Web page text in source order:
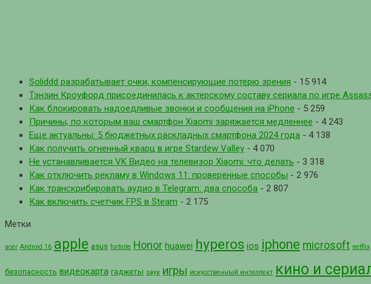
Soliddd разрабатывает очки, компенсирующие потерю зрения - 15 914
Тэнзин Кроуфорд присоединилась к актерскому составу сериала по игре
Как блокировать надоедливые звонки и сообщения на iPhone - 5 259
Причины, по которым ваш смартфон Xiaomi заряжается медленнее - 4 243
Еще актуальны: 5 бюджетных раскладных смартфона 2024 года - 4 138
Как получить огненный кварц в игре Stardew Valley - 4 070
Не устанавливается VK Видео на телевизор Xiaomi: что делать - 3 318
Как отключить рекламу в Windows 11: проверенные способы - 2 976
Как транскрибировать аудио в Telegram: два способа - 2 807
Как включить счетчик FPS в Steam - 2 175
Метки
acer Android 16 apple asus fortnite Honor huawei hyperos ios iphone microsoft netflix
безопасность видеокарта гаджеты звук игры искусственный интеллект кино и